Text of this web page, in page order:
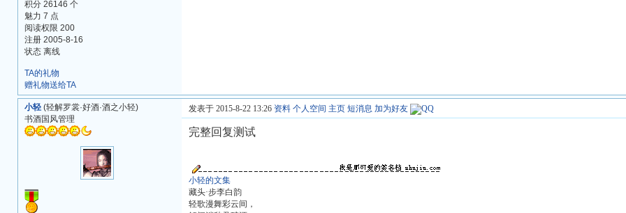
积分 26146 个
魅力 7 点
阅读权限 200
注册 2005-8-16
状态 离线
TA的礼物
赠礼物送给TA
小轻 (轻解罗裳·好酒·酒之小轻)
书酒国风管理
发表于 2015-8-22 13:26 资料 个人空间 主页 短消息 加为好友
完整回复测试
小轻的文集
藏头·步李白韵
轻歌漫舞彩云间，